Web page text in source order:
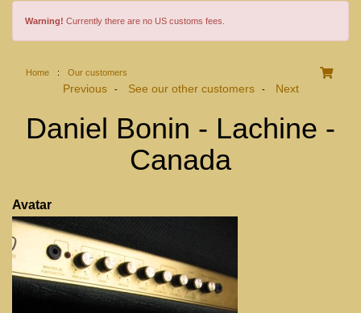
Warning! Currently there are no US customs fees.
Home : Our customers
Previous- See our other customers- Next
Daniel Bonin - Lachine -
Canada
Avatar